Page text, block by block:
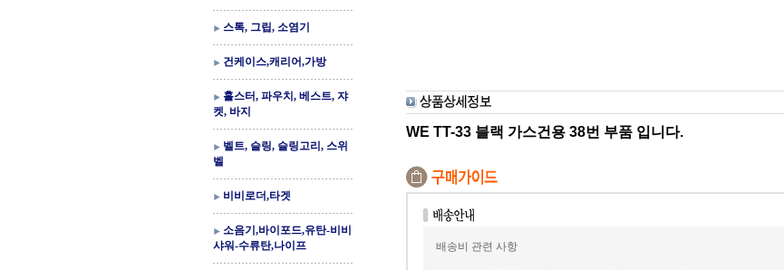
스톡, 그립, 소염기
건케이스,캐리어,가방
홀스터, 파우치, 베스트, 쟈
켓, 바지
벨트, 슬링, 슬링고리, 스위
벨
비비로더,타겟
소음기,바이포드,유탄-비비
샤워-수류탄,나이프
WE TT-33 블랙 가스건용 38번 부품 입니다.
배송비 관련 사항